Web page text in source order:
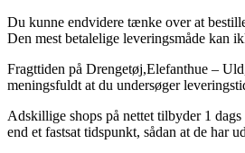
Du kunne endvidere tænke over at
Den mest betalelige leveringsmåde kan
Fragttiden på Drengetøj,Elefanthue –
meningsfuldt at du undersøger
Adskillige shops på nettet tilbyder 1
end et fastsat tidspunkt, sådan at de har